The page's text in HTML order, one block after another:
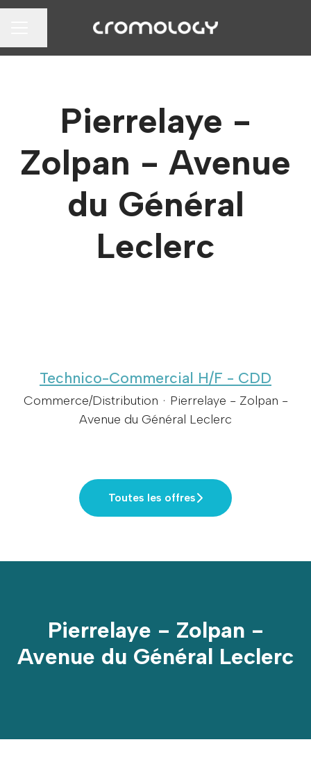
Partager la page
Pierrelaye -
Zolpan - Avenue
du Général
Leclerc
Technico-Commercial H/F - CDD
Commerce/Distribution · Pierrelaye - Zolpan -
Avenue du Général Leclerc
Toutes les offres
Pierrelaye - Zolpan -
Avenue du Général Leclerc